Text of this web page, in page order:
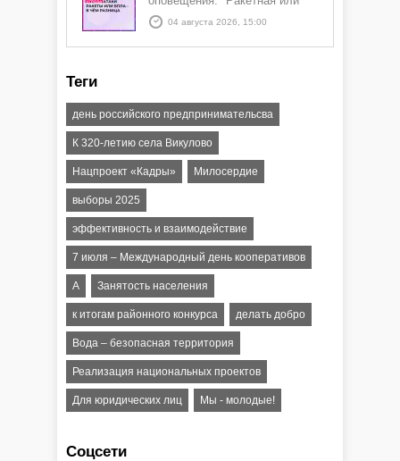
БПЛА опасность" и "Угроза
атаки ракеты или БПЛА"
04 августа 2026, 15:00
Теги
день российского предпринимательсва
К 320-летию села Викулово
Нацпроект «Кадры» Милосердие
выборы 2025
эффективность и взаимодействие
7 июля – Международный день кооперативов
А Занятость населения
к итогам районного конкурса делать добро
Вода – безопасная территория
Реализация национальных проектов
Для юридических лиц Мы - молодые!
Соцсети